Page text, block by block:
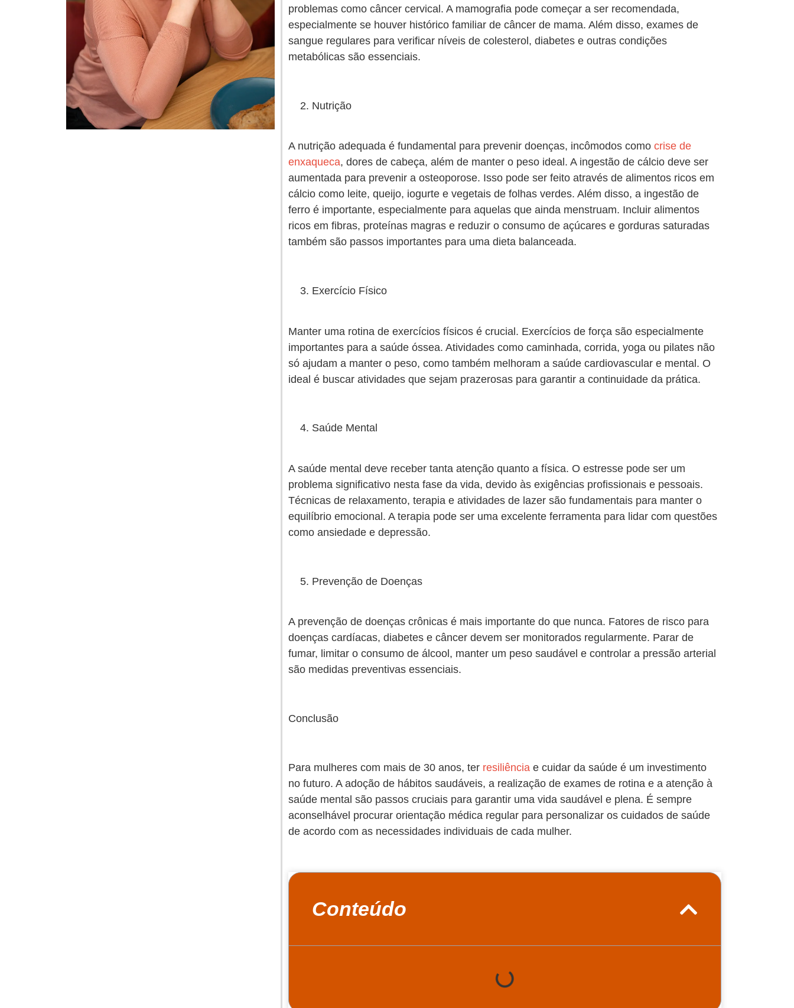
problemas como câncer cervical. A mamografia pode começar a ser recomendada,
especialmente se houver histórico familiar de câncer de mama. Além disso, exames de
sangue regulares para verificar níveis de colesterol, diabetes e outras condições
metabólicas são essenciais.
Nutrição
A nutrição adequada é fundamental para prevenir doenças, incômodos comocrise de
enxaqueca, dores de cabeça, além de manter o peso ideal. A ingestão de cálcio deve ser
aumentada para prevenir a osteoporose. Isso pode ser feito através de alimentos ricos em
cálcio como leite, queijo, iogurte e vegetais de folhas verdes. Além disso, a ingestão de
ferro é importante, especialmente para aquelas que ainda menstruam. Incluir alimentos
ricos em fibras, proteínas magras e reduzir o consumo de açúcares e gorduras saturadas
também são passos importantes para uma dieta balanceada.
Exercício Físico
Manter uma rotina de exercícios físicos é crucial. Exercícios de força são especialmente
importantes para a saúde óssea. Atividades como caminhada, corrida, yoga ou pilates não
só ajudam a manter o peso, como também melhoram a saúde cardiovascular e mental. O
ideal é buscar atividades que sejam prazerosas para garantir a continuidade da prática.
Saúde Mental
A saúde mental deve receber tanta atenção quanto a física. O estresse pode ser um
problema significativo nesta fase da vida, devido às exigências profissionais e pessoais.
Técnicas de relaxamento, terapia e atividades de lazer são fundamentais para manter o
equilíbrio emocional. A terapia pode ser uma excelente ferramenta para lidar com questões
como ansiedade e depressão.
Prevenção de Doenças
A prevenção de doenças crônicas é mais importante do que nunca. Fatores de risco para
doenças cardíacas, diabetes e câncer devem ser monitorados regularmente. Parar de
fumar, limitar o consumo de álcool, manter um peso saudável e controlar a pressão arterial
são medidas preventivas essenciais.
Conclusão
Para mulheres com mais de 30 anos, ter resiliência e cuidar da saúde é um investimento
no futuro. A adoção de hábitos saudáveis, a realização de exames de rotina e a atenção à
saúde mental são passos cruciais para garantir uma vida saudável e plena. É sempre
aconselhável procurar orientação médica regular para personalizar os cuidados de saúde
de acordo com as necessidades individuais de cada mulher.
Conteúdo